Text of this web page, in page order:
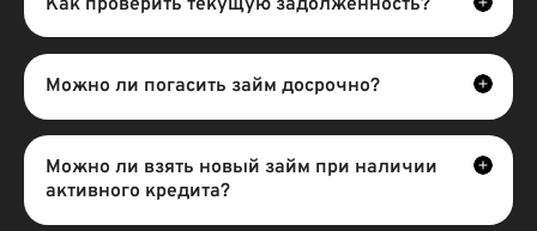
Можно ли погасить займ досрочно?
Можно ли взять новый займ при наличии
активного кредита?